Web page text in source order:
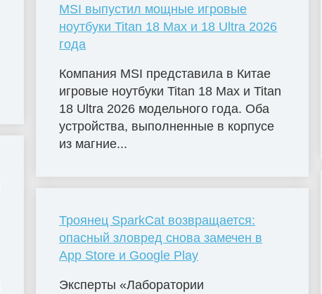
MSI выпустил мощные игровые
ноутбуки Titan 18 Max и 18 Ultra 2026
года
Компания MSI представила в Китае
игровые ноутбуки Titan 18 Max и Titan
18 Ultra 2026 модельного года. Оба
устройства, выполненные в корпусе
из магние...
Троянец SparkCat возвращается:
опасный зловред снова замечен в
App Store и Google Play
Эксперты «Лаборатории